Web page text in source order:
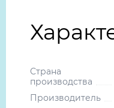
Страна
производства
Производитель